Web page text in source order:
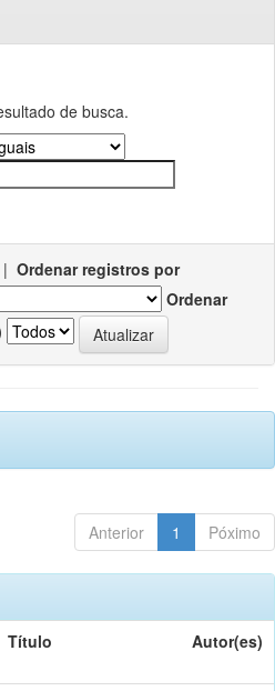
de busca.
| Ordenar registros por
Ordenar
Anterior 1 Póximo
Título Autor(es)